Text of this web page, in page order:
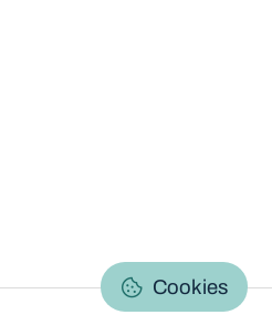
Cookies